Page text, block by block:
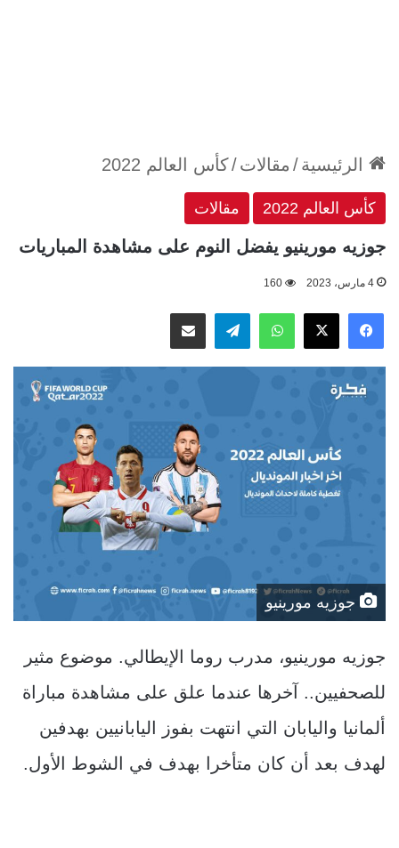
الرئيسية/ مقالات/كأس العالم 2022
كأس العالم 2022 مقالات
جوزيه مورينيو يفضل النوم على مشاهدة المباريات
4 مارس، 2023 160
فيسبوك
‫X واتسابتيلقراممشاركة عبر البريد
جوزيه مورينيو
جوزيه مورينيو، مدرب روما الإيطالي. موضوع مثير
للصحفيين.. آخرها عندما علق على مشاهدة مباراة
ألمانيا واليابان التي انتهت بفوز اليابانيين بهدفين
لهدف بعد أن كان متأخرا بهدف في الشوط الأول.